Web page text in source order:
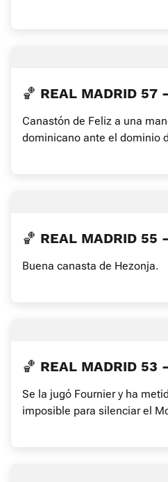
🏀 REAL MADRID 57
Canastón de Feliz a una
dominicano ante el dominio
🏀 REAL MADRID 55
Buena canasta de Hezonja.
🏀 REAL MADRID 53
Se la jugó Fournier y ha
imposible para silenciar el